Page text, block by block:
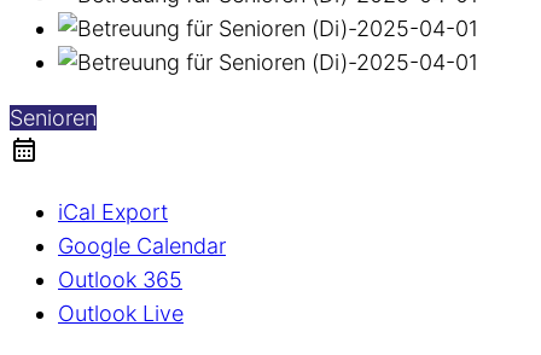
Senioren
iCal Export
Google Calendar
Outlook 365
Outlook Live